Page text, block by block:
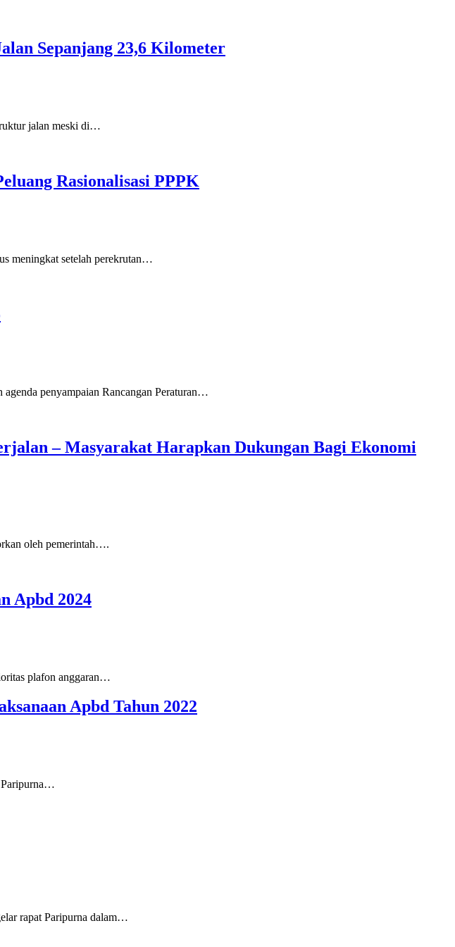
Sepanjang 23,6 Kilometer
jalan meski di…
Rasionalisasi PPPK
meningkat setelah perekrutan…
penyampaian Rancangan Peraturan…
– Masyarakat Harapkan Dukungan Bagi Ekonomi
oleh pemerintah….
Apbd 2024
plafon anggaran…
Apbd Tahun 2022
Paripurna…
rapat Paripurna dalam…